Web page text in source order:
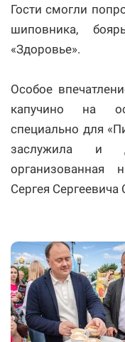
Гости смогли
шиповника,
«Здоровье».
Особое
капучино на
специально для
заслужила и
организованная
Сергея Сергеевича